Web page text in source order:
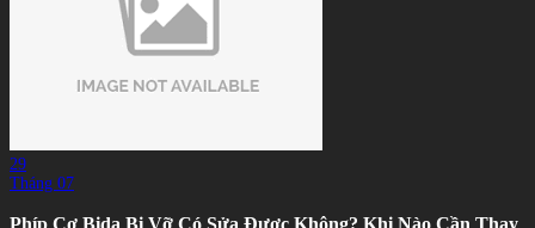
29
Tháng 07